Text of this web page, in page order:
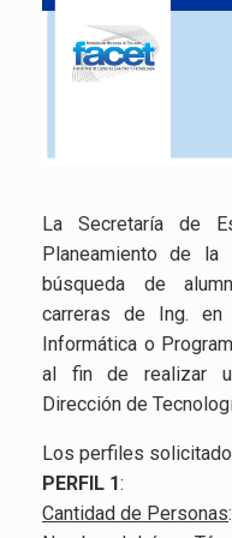
La Secretaría de
Planeamiento de
búsqueda de
carreras de Ing. en
Informática o
al fin de realizar
Dirección de
Los perfiles
PERFIL 1:
Cantidad de Personas